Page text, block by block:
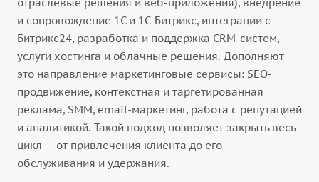
и сопровождение 1С и 1С-Битрикс, интеграции с
Битрикс24, разработка и поддержка CRM-систем,
услуги хостинга и облачные решения. Дополняют
это направление маркетинговые сервисы: SEO-
продвижение, контекстная и таргетированная
реклама, SMM, email-маркетинг, работа с репутацией
и аналитикой. Такой подход позволяет закрыть весь
цикл — от привлечения клиента до его
обслуживания и удержания.